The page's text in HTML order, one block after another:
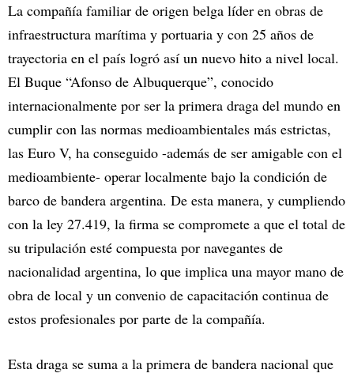
La compañía familiar de origen belga líder en obras de
infraestructura marítima y portuaria y con 25 años de
trayectoria en el país logró así un nuevo hito a nivel local.
El Buque “Afonso de Albuquerque”, conocido
internacionalmente por ser la primera draga del mundo en
cumplir con las normas medioambientales más estrictas,
las Euro V, ha conseguido -además de ser amigable con el
medioambiente- operar localmente bajo la condición de
barco de bandera argentina. De esta manera, y cumpliendo
con la ley 27.419, la firma se compromete a que el total de
su tripulación esté compuesta por navegantes de
nacionalidad argentina, lo que implica una mayor mano de
obra de local y un convenio de capacitación continua de
estos profesionales por parte de la compañía.
Esta draga se suma a la primera de bandera nacional que